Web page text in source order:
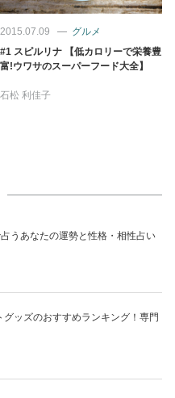
2015.07.09
グルメ
#1 スピルリナ 【低カロリーで栄養豊
富!ウワサのスーパーフード大全】
石松 利佳子
占うあなたの運勢と性格・相性占い
グッズのおすすめランキング！専門